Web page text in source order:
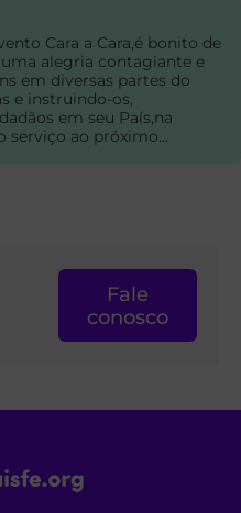
Cara a Cara,é bonito de
alegria contagiante e
em diversas partes do
e instruindo-os,
em seu País,na
serviço ao próximo...
Fale
conosco